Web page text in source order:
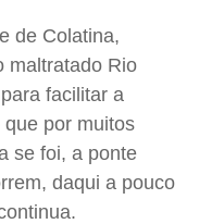
de Colatina,
maltratado Rio
facilitar a
por muitos
se foi, a ponte
daqui a pouco